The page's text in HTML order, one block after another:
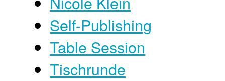
Self-Publishing
Table Session
Tischrunde